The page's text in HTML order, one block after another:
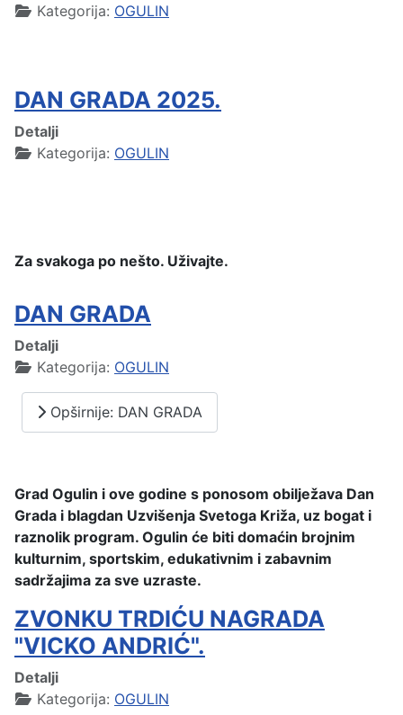
Kategorija: OGULIN
DAN GRADA 2025.
Detalji
Kategorija: OGULIN
Za svakoga po nešto. Uživajte.
DAN GRADA
Detalji
Kategorija: OGULIN
Opširnije: DAN GRADA
Grad Ogulin i ove godine s ponosom obilježava Dan
Grada i blagdan Uzvišenja Svetoga Križa, uz bogat i
raznolik program. Ogulin će biti domaćin brojnim
kulturnim, sportskim, edukativnim i zabavnim
sadržajima za sve uzraste.
ZVONKU TRDIĆU NAGRADA
"VICKO ANDRIĆ".
Detalji
Kategorija: OGULIN